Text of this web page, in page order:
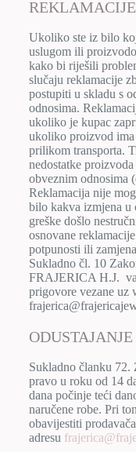
Ukoliko ste iz bilo
uslugom ili
kako bi riješili
slučaju reklamacije
postupiti u skladu s
odnosima.
ukoliko je kupac
ukoliko proizvod ima
prilikom transporta.
nedostatke
obveznim odnosima
Reklamacija nije
bilo kakva izmjena
greške došlo
osnovane
potpunosti ili
Sukladno čl. 10
FRAJERICA H.J.
prigovore vezane uz
Sukladno članku 72.
pravo u roku od 14
dana počinje teći
naručene robe. Pri
obavijestiti
adresu